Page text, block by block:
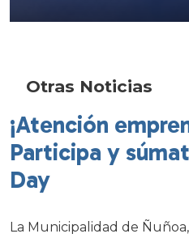
Otras Noticias
¡Atención
Participa y
Day
La Municipalidad de